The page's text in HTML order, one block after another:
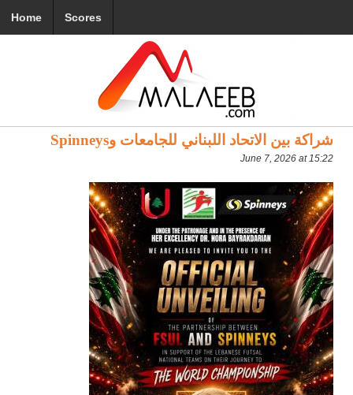
Home Scores
شراكة بين الاتحاد اللبناني للجامعات وSpinneys
June 7, 2026 at 15:22